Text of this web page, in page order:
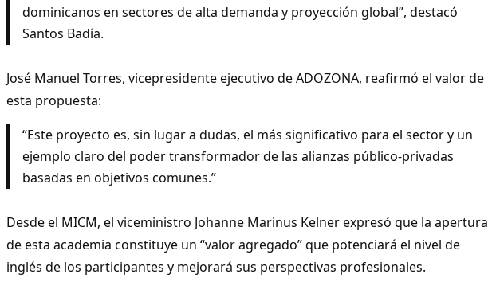
dominicanos en sectores de alta demanda y proyección global”, destacó
Santos Badía.
José Manuel Torres, vicepresidente ejecutivo de ADOZONA, reafirmó el valor de
esta propuesta:
“Este proyecto es, sin lugar a dudas, el más significativo para el sector y un
ejemplo claro del poder transformador de las alianzas público-privadas
basadas en objetivos comunes.”
Desde el MICM, el viceministro Johanne Marinus Kelner expresó que la apertura
de esta academia constituye un “valor agregado” que potenciará el nivel de
inglés de los participantes y mejorará sus perspectivas profesionales.